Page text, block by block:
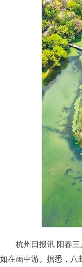
杭州日报讯 阳春
如在画中游。据悉，八